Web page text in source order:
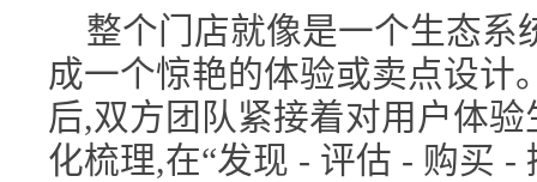
整个门店就像是一个生态系
成一个惊艳的体验或卖点设计
后,双方团队紧接着对用户体
化梳理,在“发现 - 评估 - 购买 -